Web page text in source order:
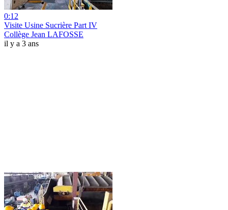
0:12
Visite Usine Sucrière Part IV
Collège Jean LAFOSSE
il y a 3 ans